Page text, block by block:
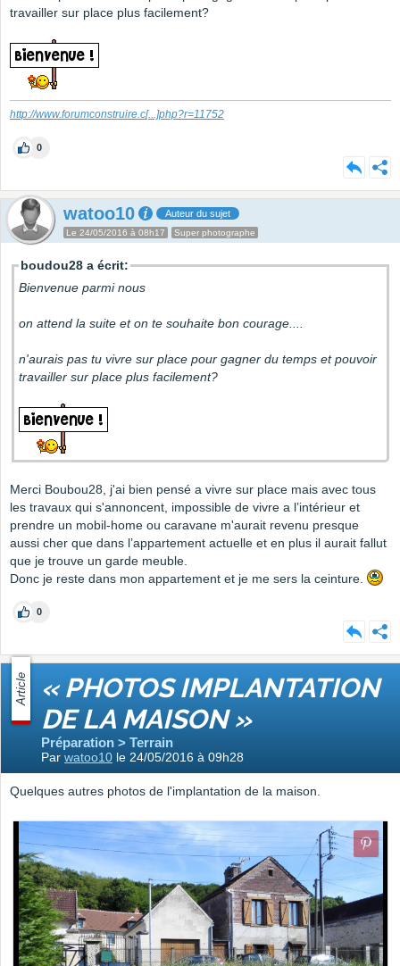
travailler sur place plus facilement?
http://www.forumconstruire.c[...]php?r=11752
0
watoo10 Auteur du sujet
Le 24/05/2016 à 08h17 Super photographe
boudou28 a écrit:
Bienvenue parmi nous
on attend la suite et on te souhaite bon courage....
n'aurais pas tu vivre sur place pour gagner du temps et pouvoir
travailler sur place plus facilement?
Merci Boubou28, j'ai bien pensé a vivre sur place mais avec tous
les travaux qui s'annoncent, impossible de vivre a l’intérieur et
prendre un mobil-home ou caravane m'aurait revenu presque
aussi cher que dans l’appartement actuelle et en plus il aurait fallut
que je trouve un garde meuble.
Donc je reste dans mon appartement et je me sers la ceinture.
0
Article « PHOTOS IMPLANTATION
DE LA MAISON »
Préparation > Terrain
Par watoo10 le 24/05/2016 à 09h28
Quelques autres photos de l'implantation de la maison.